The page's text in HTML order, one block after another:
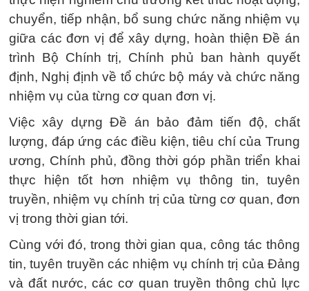
chuyển, tiếp nhận, bổ sung chức năng nhiệm vụ
giữa các đơn vị để xây dựng, hoàn thiện Đề án
trình Bộ Chính trị, Chính phủ ban hành quyết
định, Nghị định về tổ chức bộ máy và chức năng
nhiệm vụ của từng cơ quan đơn vị.
Việc xây dựng Đề án bảo đảm tiến độ, chất
lượng, đáp ứng các điều kiện, tiêu chí của Trung
ương, Chính phủ, đồng thời góp phần triển khai
thực hiện tốt hơn nhiệm vụ thông tin, tuyên
truyền, nhiệm vụ chính trị của từng cơ quan, đơn
vị trong thời gian tới.
Cùng với đó, trong thời gian qua, công tác thông
tin, tuyên truyền các nhiệm vụ chính trị của Đảng
và đất nước, các cơ quan truyền thông chủ lực